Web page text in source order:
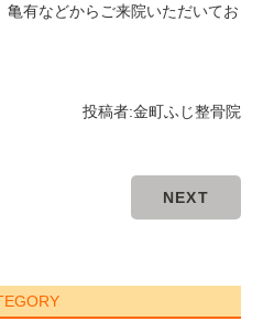
有などからご来院いただいてお
投稿者:金町ふじ整骨院
NEXT